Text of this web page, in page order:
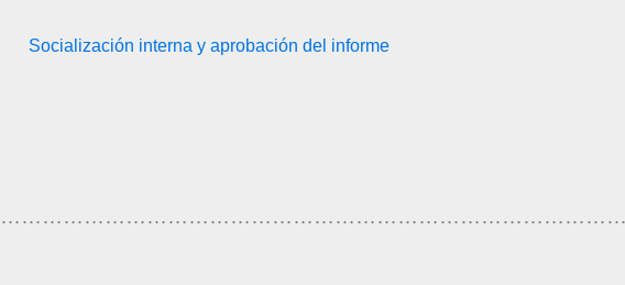
Socialización interna y aprobación del informe